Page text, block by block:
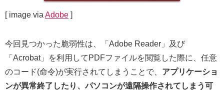
[ image via Adobe ]
今回見つかった脆弱性は、「Adobe Reader」及び
「Acrobat」を利用してPDFファイルを閲覧した際に、任意
のコード(命令)が実行されてしまうことで、 アプリケーショ
ンが異常終了したり、パソコンが遠隔操作されてしまう可